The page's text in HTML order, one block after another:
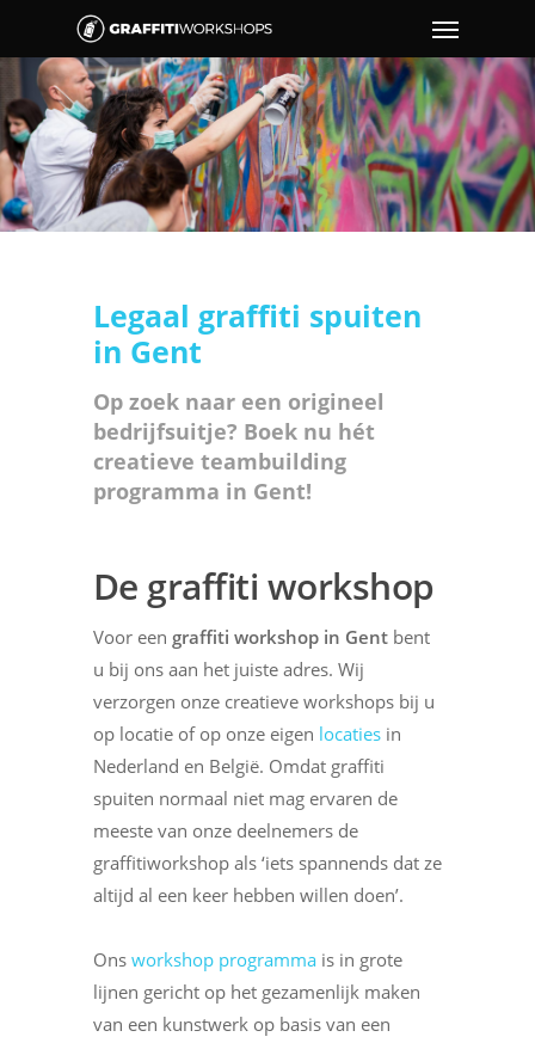
Legaal graffiti spuiten
in Gent
Op zoek naar een origineel
bedrijfsuitje? Boek nu hét
creatieve teambuilding
programma in Gent!
De graffiti workshop
Voor een graffiti workshop in Gentbent
u bij ons aan het juiste adres. Wij
verzorgen onze creatieve workshops bij u
op locatie of op onze eigen locatiesin
Nederland en België. Omdat graffiti
spuiten normaal niet mag ervaren de
meeste van onze deelnemers de
graffitiworkshop als ‘iets spannends dat ze
altijd al een keer hebben willen doen’.
Ons workshop programmais in grote
lijnen gericht op het gezamenlijk maken
van een kunstwerk op basis van een